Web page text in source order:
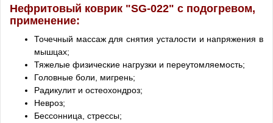
Нефритовый коврик "SG-022" с подогревом,
применение:
Точечный массаж для снятия усталости и напряжения в
мышцах;
Тяжелые физические нагрузки и переутомляемость;
Головные боли, мигрень;
Радикулит и остеохондроз;
Невроз;
Бессонница, стрессы;